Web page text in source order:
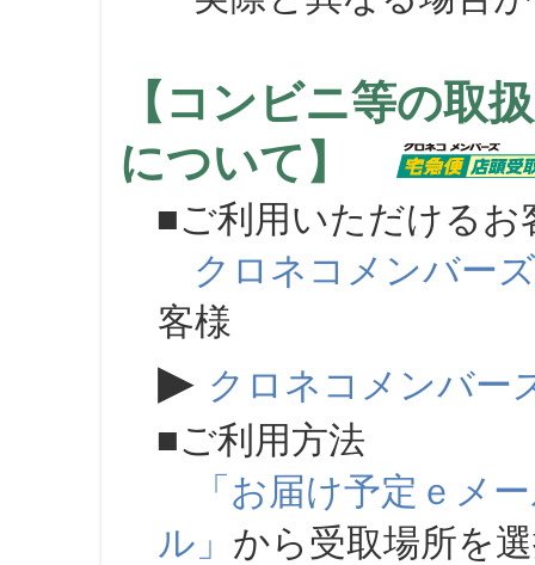
【コンビニ等の取
について】
■ご利用いただけるお
クロネコメンバーズ
客様
▶ クロネコメンバー
■ご利用方法
「お届け予定ｅメ
ル」 から受取場所を